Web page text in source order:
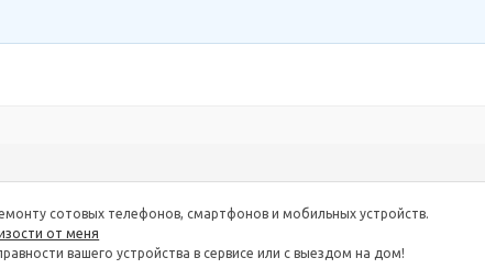
сотовых телефонов, смартфонов и мобильных устройств.
от меня
вашего устройства в сервисе или с выездом на дом!